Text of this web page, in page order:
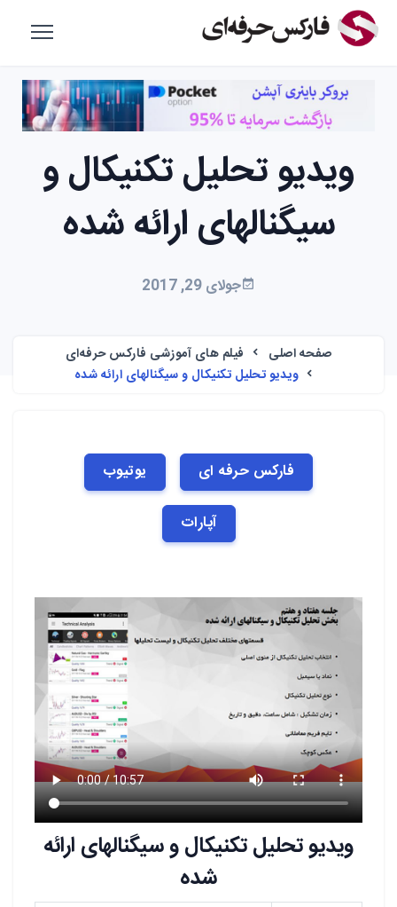
ویدیو تحلیل تکنیکال و
سیگنالهای ارائه شده
جولای 29, 2017
صفحه اصلی
فیلم های آموزشی فارکس حرفه‌ای
ویدیو تحلیل تکنیکال و سیگنالهای ارائه شده
فارکس حرفه ای یوتیوب
آپارات
ویدیو تحلیل تکنیکال و سیگنالهای ارائه
شده